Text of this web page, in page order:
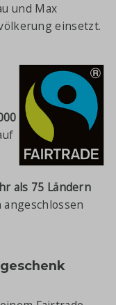
und Max
einsetzt.
als 75 Ländern